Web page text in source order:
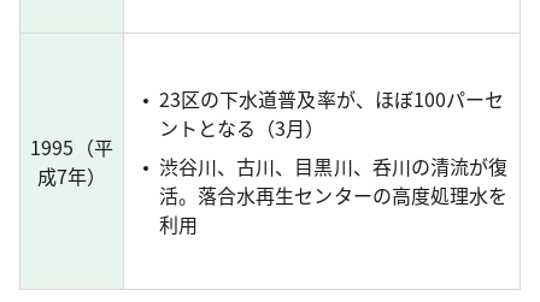
1995（平
成7年）
23区の下水道普及率が、ほぼ100パーセ
ントとなる（3月）
渋谷川、古川、目黒川、呑川の清流が復
活。落合水再生センターの高度処理水を
利用